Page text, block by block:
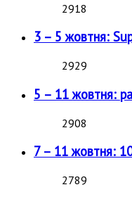
2918
3 – 5 жовтня:
2929
5 – 11 жовтня:
2908
7 – 11 жовтня:
2789